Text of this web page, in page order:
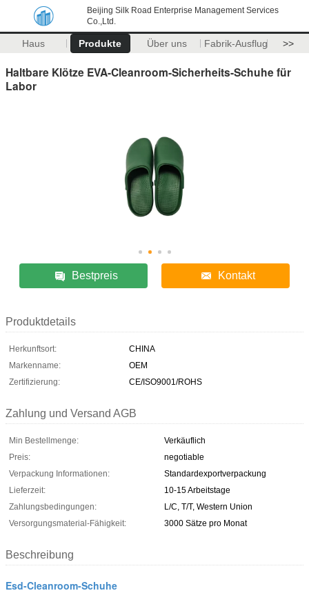
Beijing Silk Road Enterprise Management Services
Co.,Ltd.
Haus Produkte Über uns Fabrik-Ausflug >>
Haltbare Klötze EVA-Cleanroom-Sicherheits-Schuhe für
Labor
Bestpreis Kontakt
Produktdetails
Herkunftsort:
CHINA
Markenname:
OEM
Zertifizierung:
CE/ISO9001/ROHS
Zahlung und Versand AGB
Min Bestellmenge:
Verkäuflich
Preis:
negotiable
Verpackung Informationen:
Standardexportverpackung
Lieferzeit:
10-15 Arbeitstage
Zahlungsbedingungen:
L/C, T/T, Western Union
Versorgungsmaterial-Fähigkeit:
3000 Sätze pro Monat
Beschreibung
Esd-Cleanroom-Schuhe